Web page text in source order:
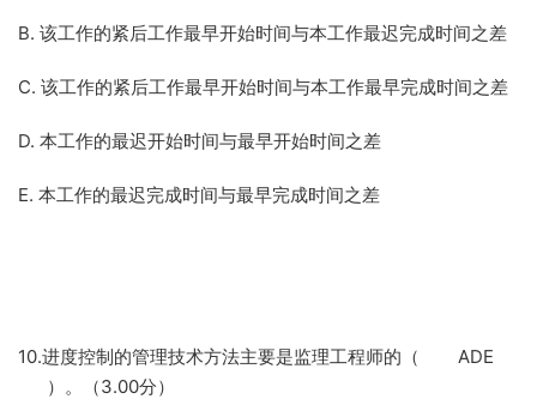
B. 该工作的紧后工作最早开始时间与本工作最迟完成时间之差
C. 该工作的紧后工作最早开始时间与本工作最早完成时间之差
D. 本工作的最迟开始时间与最早开始时间之差
E. 本工作的最迟完成时间与最早完成时间之差
10.进度控制的管理技术方法主要是监理工程师的（ ADE
）。（3.00分）